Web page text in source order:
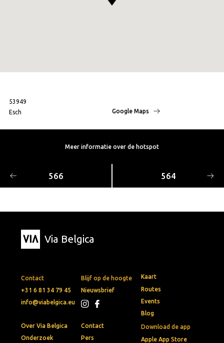
53949
Esch
Google Maps
Meer informatie over de hotspot
566 564
Via Belgica
Contact
+31 6 81 34 79 45
info@viabelgica.eu
Blijf op de hoogte
Nieuwsbrief
Download de app
Apple App Store
Kaart
Routes
Events
Blog
Over Via Belgica
Onderzoek
Contact
Pers